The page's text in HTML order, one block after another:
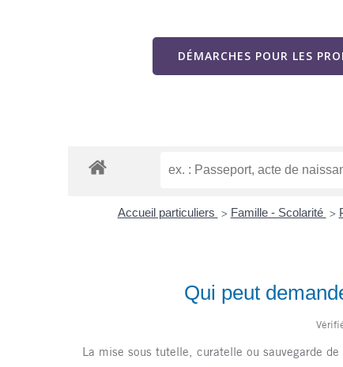
DÉMARCHES POUR LES
Accueil particuliers > Famille - Scolarité >
Qui peut
La mise sous tutelle, curatelle ou sauvegarde